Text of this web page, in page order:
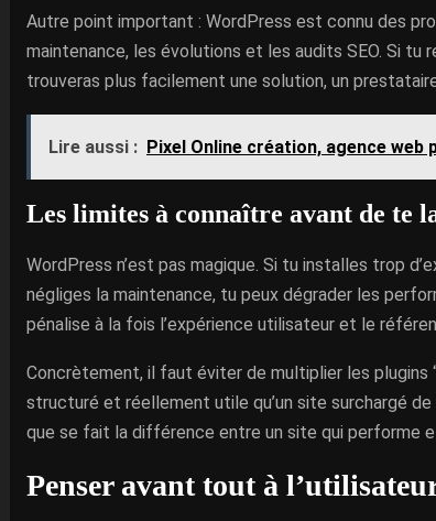
Autre point important : WordPress est connu des
maintenance, les évolutions et les audits SEO. Si tu
trouveras plus facilement une solution, un
Lire aussi : Pixel Online création, agence web
Les limites à connaître avant de te
WordPress n’est pas magique. Si tu installes trop
négliges la maintenance, tu peux dégrader les
pénalise à la fois l’expérience utilisateur et le
Concrètement, il faut éviter de multiplier les plugins
structuré et réellement utile qu’un site surchargé
que se fait la différence entre un site qui performe
Penser avant tout à